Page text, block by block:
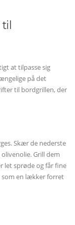
at tilpasse sig
på det
til bordgrillen, der
Skær de nederste
Grill dem
let sprøde og får fine
som en lækker forret